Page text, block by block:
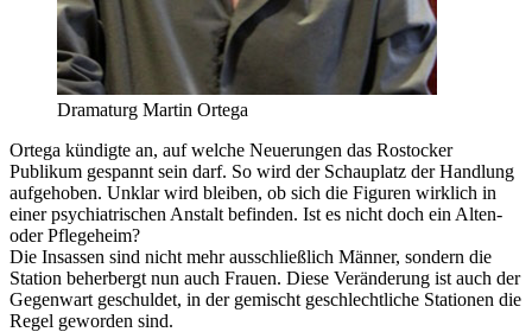
Dramaturg Martin Ortega
Ortega kündigte an, auf welche Neuerungen das Rostocker
Publikum gespannt sein darf. So wird der Schauplatz der Handlung
aufgehoben. Unklar wird bleiben, ob sich die Figuren wirklich in
einer psychiatrischen Anstalt befinden. Ist es nicht doch ein Alten-
oder Pflegeheim?
Die Insassen sind nicht mehr ausschließlich Männer, sondern die
Station beherbergt nun auch Frauen. Diese Veränderung ist auch der
Gegenwart geschuldet, in der gemischt geschlechtliche Stationen die
Regel geworden sind.